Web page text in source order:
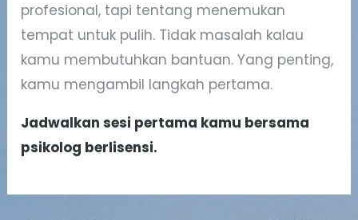
profesional, tapi tentang menemukan
tempat untuk pulih. Tidak masalah kalau
kamu membutuhkan bantuan. Yang penting,
kamu mengambil langkah pertama.
Jadwalkan sesi pertama kamu bersama
psikolog berlisensi.